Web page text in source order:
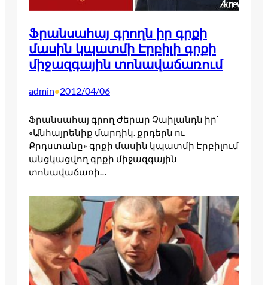
Ֆրանսահայ գրողն իր գրքի
մասին կպատմի Էրբիլի գրքի
միջազգային տոնավաճառում
admin•2012/04/06
Ֆրանսահայ գրող Ժերար Չաիլանդն իր`
«Անհայրենիք մարդիկ. քրդերն ու
Քրդստանը» գրքի մասին կպատմի Էրբիլում
անցկացվող գրքի միջազգային
տոնավաճառի…